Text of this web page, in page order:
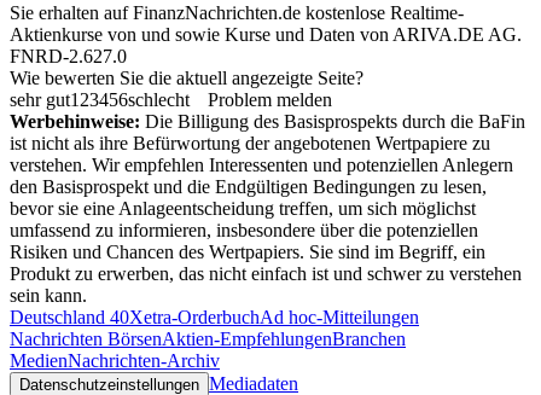
Sie erhalten auf FinanzNachrichten.de kostenlose Realtime-
Aktienkurse von und sowie Kurse und Daten von ARIVA.DE AG.
FNRD-2.627.0
Wie bewerten Sie die aktuell angezeigte Seite?
sehr gut1 23456schlecht
Problem melden
Werbehinweise: Die Billigung des Basisprospekts durch die BaFin
ist nicht als ihre Befürwortung der angebotenen Wertpapiere zu
verstehen. Wir empfehlen Interessenten und potenziellen Anlegern
den Basisprospekt und die Endgültigen Bedingungen zu lesen,
bevor sie eine Anlageentscheidung treffen, um sich möglichst
umfassend zu informieren, insbesondere über die potenziellen
Risiken und Chancen des Wertpapiers. Sie sind im Begriff, ein
Produkt zu erwerben, das nicht einfach ist und schwer zu verstehen
sein kann.
Deutschland 40Xetra-OrderbuchAd hoc-Mitteilungen
Nachrichten BörsenAktien-EmpfehlungenBranchen
MedienNachrichten-Archiv
Datenschutzeinstellungen Mediadaten